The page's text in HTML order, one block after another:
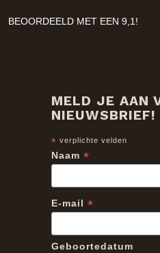
BEOORDEELD MET EEN 9,1!
MELD JE AAN
NIEUWSBRIEF!
* verplichte velden
Naam *
E-mail *
Geboortedatum